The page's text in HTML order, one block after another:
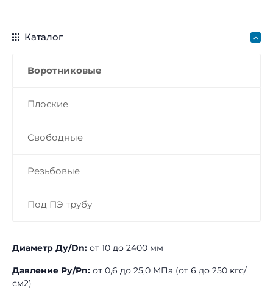
Каталог
Воротниковые
Плоские
Свободные
Резьбовые
Под ПЭ трубу
Диаметр Ду/Dn: от 10 до 2400 мм
Давление Ру/Pn: от 0,6 до 25,0 МПа (от 6 до 250 кгс/
см2)